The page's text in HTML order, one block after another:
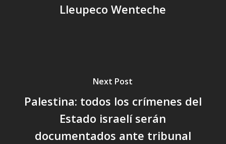
Lleupeco Wenteche
Next Post
Palestina: todos los crímenes del
Estado israelí serán
documentados ante tribunal